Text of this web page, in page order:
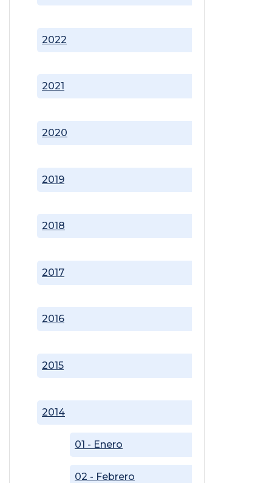
2014
01 - Enero
02 - Febrero
2015
2016
2017
2018
2019
2020
2021
2022